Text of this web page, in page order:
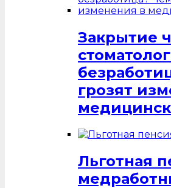
Закрытие
грозят
Льготная